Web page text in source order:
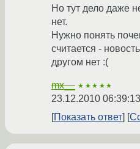
Но тут дело даже
нет.
Нужно понять
считается -
другом нет :(
mx__ ★★★★★
23.12.2010
Показать ответ